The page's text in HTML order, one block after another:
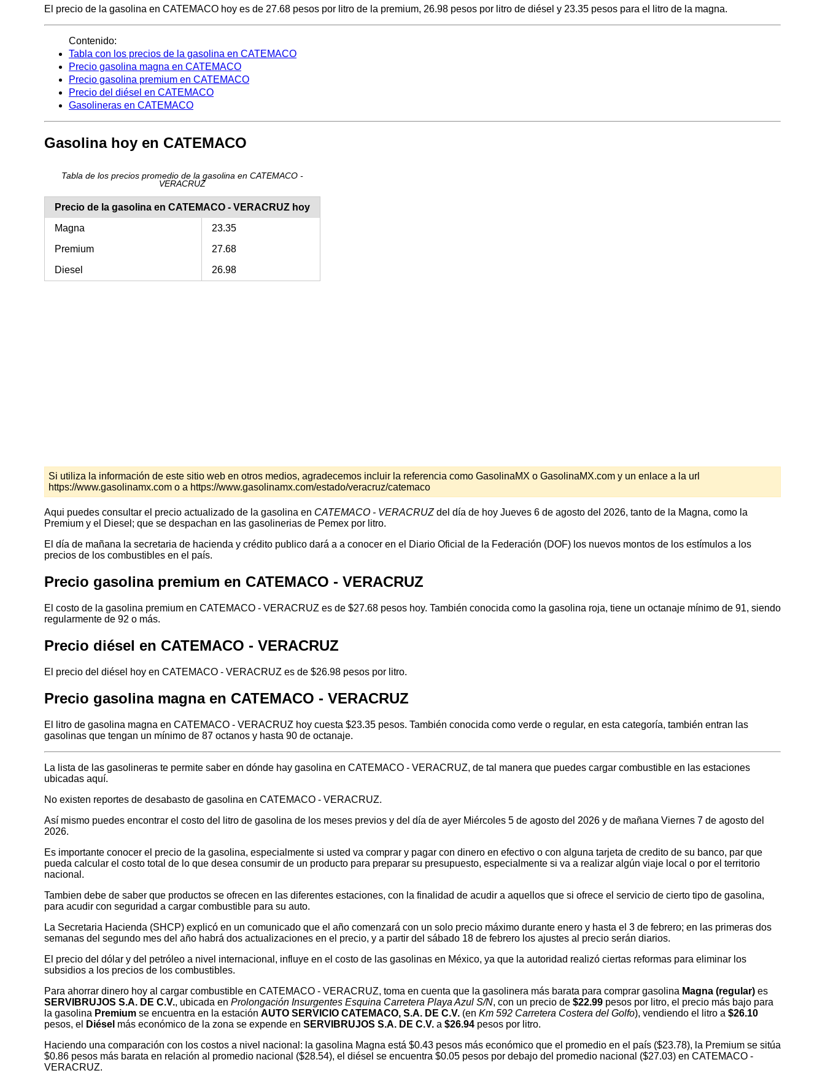
El precio de la gasolina en CATEMACO hoy es de 27.68 pesos por litro de la premium, 26.98 pesos por litro de diésel y 23.35 pesos para el litro de la magna.
Contenido:
Tabla con los precios de la gasolina en CATEMACO
Precio gasolina magna en CATEMACO
Precio gasolina premium en CATEMACO
Precio del diésel en CATEMACO
Gasolineras en CATEMACO
Gasolina hoy en CATEMACO
Tabla de los precios promedio de la gasolina en CATEMACO -
VERACRUZ
Precio de la gasolina en CATEMACO - VERACRUZ hoy
Magna
23.35
Premium
27.68
Diesel
26.98
Si utiliza la información de este sitio web en otros medios, agradecemos incluir la referencia como GasolinaMX o GasolinaMX.com y un enlace a la url
https://www.gasolinamx.com o a https://www.gasolinamx.com/estado/veracruz/catemaco
Aqui puedes consultar el precio actualizado de la gasolina en CATEMACO - VERACRUZdel día de hoy Jueves 6 de agosto del 2026, tanto de la Magna, como la
Premium y el Diesel; que se despachan en las gasolinerias de Pemex por litro.
El día de mañana la secretaria de hacienda y crédito publico dará a a conocer en el Diario Oficial de la Federación (DOF) los nuevos montos de los estímulos a los
precios de los combustibles en el país.
Precio gasolina premium en CATEMACO - VERACRUZ
El costo de la gasolina premium en CATEMACO - VERACRUZ es de $27.68 pesos hoy. También conocida como la gasolina roja, tiene un octanaje mínimo de 91, siendo
regularmente de 92 o más.
Precio diésel en CATEMACO - VERACRUZ
El precio del diésel hoy en CATEMACO - VERACRUZ es de $26.98 pesos por litro.
Precio gasolina magna en CATEMACO - VERACRUZ
El litro de gasolina magna en CATEMACO - VERACRUZ hoy cuesta $23.35 pesos. También conocida como verde o regular, en esta categoría, también entran las
gasolinas que tengan un mínimo de 87 octanos y hasta 90 de octanaje.
La lista de las gasolineras te permite saber en dónde hay gasolina en CATEMACO - VERACRUZ, de tal manera que puedes cargar combustible en las estaciones
ubicadas aquí.
No existen reportes de desabasto de gasolina en CATEMACO - VERACRUZ.
Así mismo puedes encontrar el costo del litro de gasolina de los meses previos y del día de ayer Miércoles 5 de agosto del 2026 y de mañana Viernes 7 de agosto del
2026.
Es importante conocer el precio de la gasolina, especialmente si usted va comprar y pagar con dinero en efectivo o con alguna tarjeta de credito de su banco, par que
pueda calcular el costo total de lo que desea consumir de un producto para preparar su presupuesto, especialmente si va a realizar algún viaje local o por el territorio
nacional.
Tambien debe de saber que productos se ofrecen en las diferentes estaciones, con la finalidad de acudir a aquellos que si ofrece el servicio de cierto tipo de gasolina,
para acudir con seguridad a cargar combustible para su auto.
La Secretaria Hacienda (SHCP) explicó en un comunicado que el año comenzará con un solo precio máximo durante enero y hasta el 3 de febrero; en las primeras dos
semanas del segundo mes del año habrá dos actualizaciones en el precio, y a partir del sábado 18 de febrero los ajustes al precio serán diarios.
El precio del dólar y del petróleo a nivel internacional, influye en el costo de las gasolinas en México, ya que la autoridad realizó ciertas reformas para eliminar los
subsidios a los precios de los combustibles.
Para ahorrar dinero hoy al cargar combustible en CATEMACO - VERACRUZ, toma en cuenta que la gasolinera más barata para comprar gasolina Magna (regular) es
SERVIBRUJOS S.A. DE C.V., ubicada en Prolongación Insurgentes Esquina Carretera Playa Azul S/N, con un precio de $22.99 pesos por litro, el precio más bajo para
la gasolina Premium se encuentra en la estación AUTO SERVICIO CATEMACO, S.A. DE C.V. (en Km 592 Carretera Costera del Golfo), vendiendo el litro a $26.10
pesos, el
Diésel más económico de la zona se expende en SERVIBRUJOS S.A. DE C.V. a $26.94 pesos por litro.
Haciendo una comparación con los costos a nivel nacional: la gasolina Magna está $0.43 pesos más económico que el promedio en el país ($23.78), la Premium se sitúa
$0.86 pesos más barata en relación al promedio nacional ($28.54), el diésel se encuentra $0.05 pesos por debajo del promedio nacional ($27.03) en CATEMACO -
VERACRUZ.